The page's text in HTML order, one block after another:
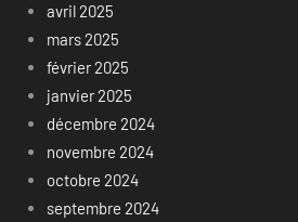
avril 2025
mars 2025
février 2025
janvier 2025
décembre 2024
novembre 2024
octobre 2024
septembre 2024